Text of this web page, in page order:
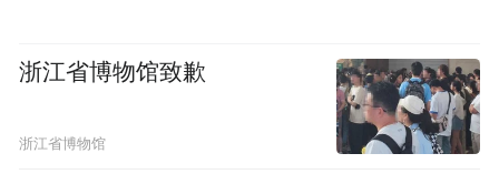
口袋里。”
看这里，无论你炒A股、美
浙江省博物馆致歉
浙江省博物馆